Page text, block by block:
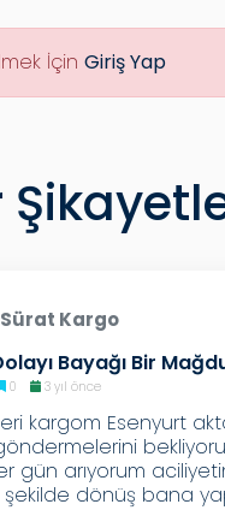
İçin Giriş Yap
Sürat Kargo
Bayağı Bir
0 3 yıl önce
kargom Esenyurt
gün arıyorum
dönüş bana